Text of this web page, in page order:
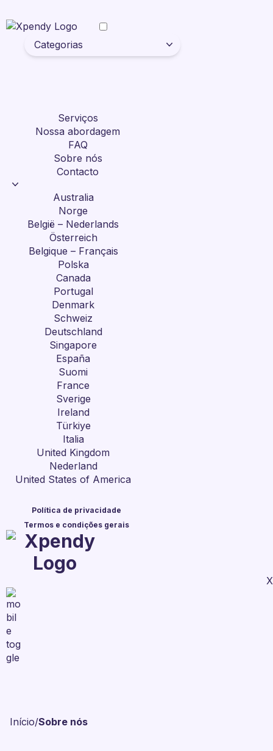
Categorias
Serviços
Nossa abordagem
FAQ
Sobre nós
Contacto
Australia
Norge
België – Nederlands
Österreich
Belgique – Français
Polska
Canada
Portugal
Denmark
Schweiz
Deutschland
Singapore
España
Suomi
France
Sverige
Ireland
Türkiye
Italia
United Kingdom
Nederland
United States of America
Política de privacidade
Termos e condições gerais
X
Início/Sobre nós